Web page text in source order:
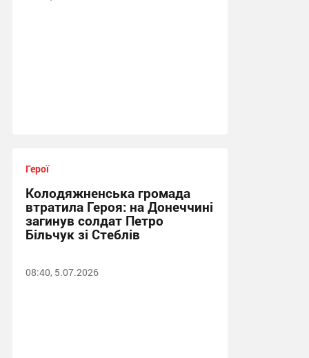
Герої
Колодяжненська громада
втратила Героя: на Донеччині
загинув солдат Петро
Більчук зі Стеблів
08:40, 5.07.2026